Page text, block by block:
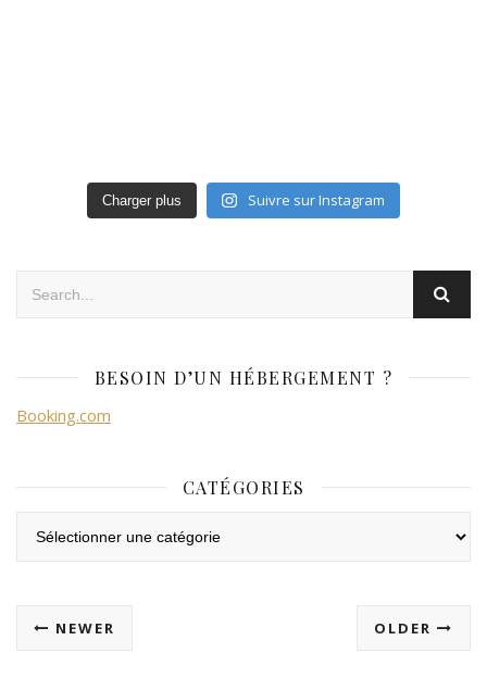
Charger plus Suivre sur Instagram
BESOIN D’UN HÉBERGEMENT ?
Booking.com
CATÉGORIES
OLDER
NEWER